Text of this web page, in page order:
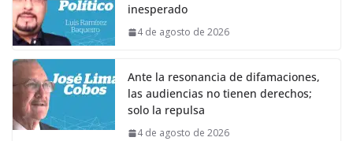
inesperado
4 de agosto de 2026
Ante la resonancia de difamaciones,
las audiencias no tienen derechos;
solo la repulsa
4 de agosto de 2026